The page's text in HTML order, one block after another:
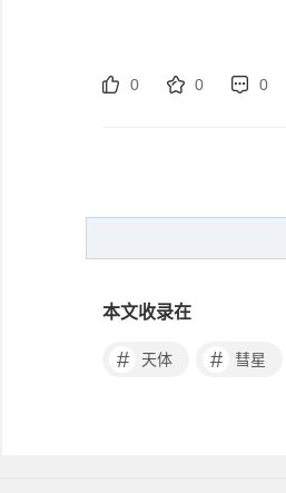
0 0 0
本文收录在
# 天体 # 彗星